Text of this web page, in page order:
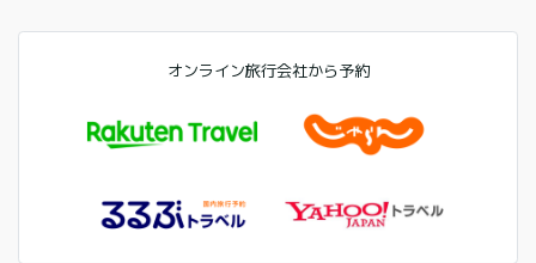
オンライン旅行会社から予約